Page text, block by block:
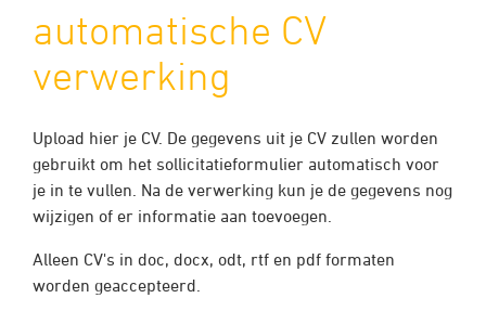
automatische CV
verwerking
Upload hier je CV. De gegevens uit je CV zullen worden
gebruikt om het sollicitatieformulier automatisch voor
je in te vullen. Na de verwerking kun je de gegevens nog
wijzigen of er informatie aan toevoegen.
Alleen CV's in doc, docx, odt, rtf en pdf formaten
worden geaccepteerd.